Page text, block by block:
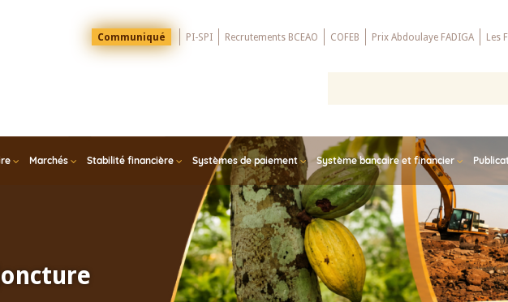
Menu
Top
Communiqué PI-SPI Recrutements BCEAO COFEB Prix Abdoulaye FADIGA Les
Marchés Stabilité financière Systèmes de paiement Système bancaire et financier